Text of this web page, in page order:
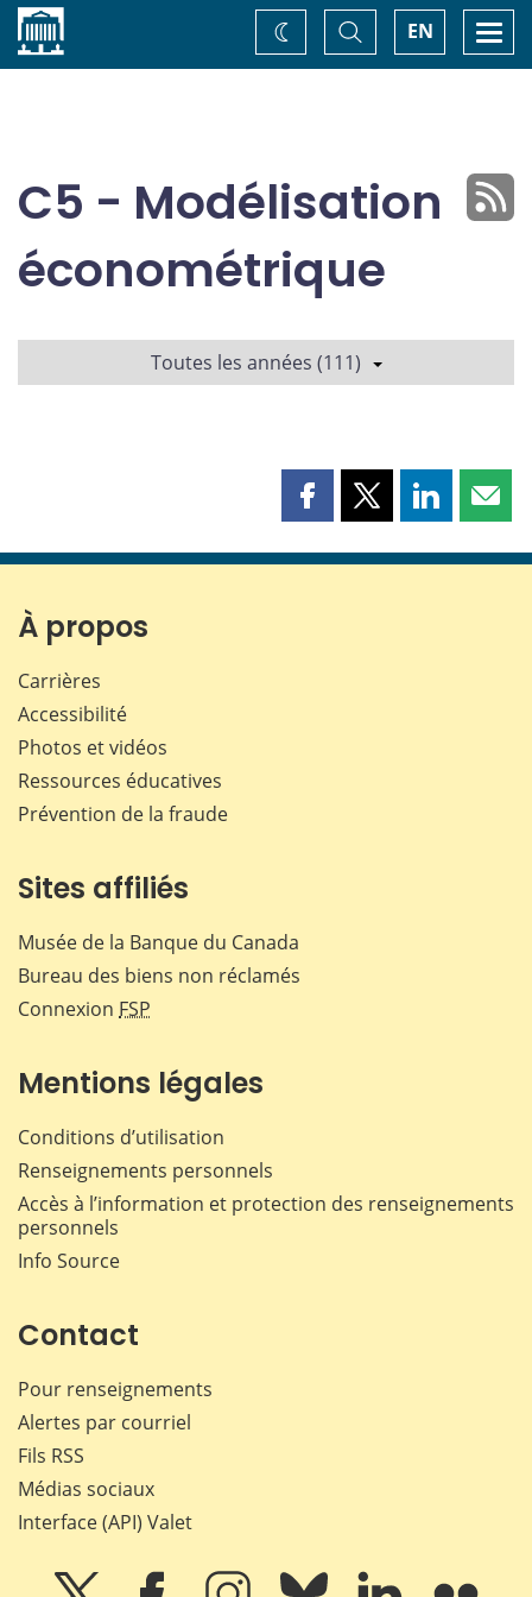
Accueil EN
Basculer
la
recherche
Changez
de
C5 - Modélisation
économétrique
Toutes les années (111)
Partager
page
Partager
page
Partager
page page
À propos
Carrières
Accessibilité
Photos et vidéos
Ressources éducatives
Prévention de la fraude
Sites affiliés
Musée de la Banque du Canada
Bureau des biens non réclamés
Connexion FSP
Mentions légales
Conditions d’utilisation
Renseignements personnels
Accès à l’information et protection des renseignements
personnels
Info Source
Contact
Pour renseignements
Alertes par courriel
Fils RSS
Médias sociaux
Interface (API) Valet